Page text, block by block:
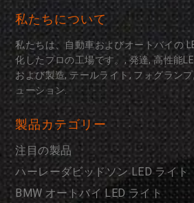
私たちについて
私たちは、自動車およびオートバイの
化したプロの工場です。, 発達, 高性能
および製造, テールライト, フォグラン
ューション.
製品カテゴリー
注目の製品
ハーレーダビッドソン LED ライト
BMW オートバイ LED ライト